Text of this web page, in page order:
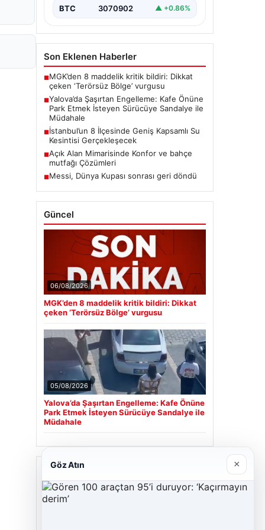
BTC 3070902 ▲ +0.86%
Son Eklenen Haberler
■MGK’den 8 maddelik kritik bildiri: Dikkat
çeken ‘Terörsüz Bölge’ vurgusu
■Yalova’da Şaşırtan Engelleme: Kafe Önüne
Park Etmek İsteyen Sürücüye Sandalye ile
Müdahale
■İstanbul’un 8 İlçesinde Geniş Kapsamlı Su
Kesintisi Gerçekleşecek
■Açık Alan Mimarisinde Konfor ve bahçe
mutfağı Çözümleri
■Messi, Dünya Kupası sonrası geri döndü
Güncel
06/08/2026
MGK’den 8 maddelik kritik bildiri: Dikkat
çeken ‘Terörsüz Bölge’ vurgusu
05/08/2026
Yalova’da Şaşırtan Engelleme: Kafe Önüne
Park Etmek İsteyen Sürücüye Sandalye ile
Müdahale
Son Eklenen Firmalar
Cengiz Sigorta
Göz Atın ×